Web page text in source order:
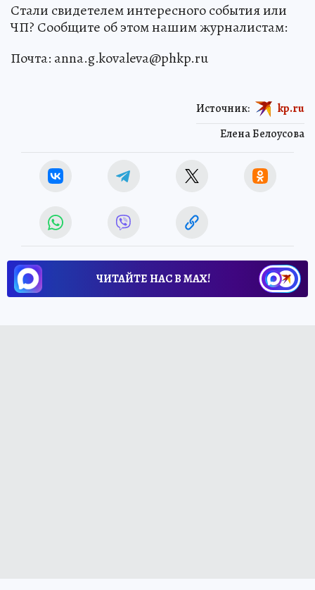
Стали свидетелем интересного события или
ЧП? Сообщите об этом нашим журналистам:
Почта: anna.g.kovaleva@phkp.ru
Елена Белоусова
Источник: kp.ru
ЧИТАЙТЕ НАС В МАХ!